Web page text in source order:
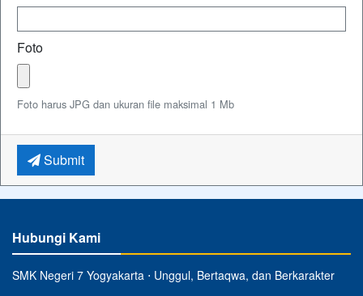
Foto
Foto harus JPG dan ukuran file maksimal 1 Mb
Submit
Hubungi Kami
SMK Negeri 7 Yogyakarta ⋅ Unggul, Bertaqwa, dan Berkarakter